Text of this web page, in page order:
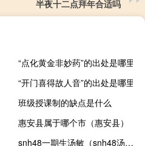
半夜十二点拜年合适吗
“点化黄金非妙药”的出处是哪里
“开门喜得故人音”的出处是哪里
班级授课制的缺点是什么
惠安县属于哪个市（惠安县）
snh48一期生汤敏（snh48汤敏退团）